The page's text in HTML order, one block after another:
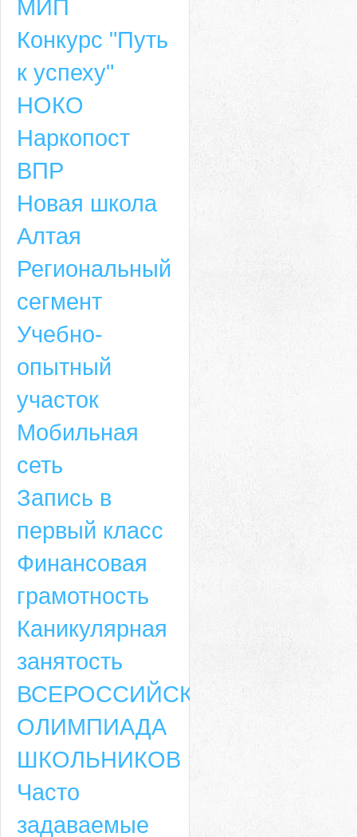
МИП
Конкурс "Путь
к успеху"
НОКО
Наркопост
ВПР
Новая школа
Алтая
Региональный
сегмент
Учебно-
опытный
участок
Мобильная
сеть
Запись в
первый класс
Финансовая
грамотность
Каникулярная
занятость
ВСЕРОССИЙСКАЯ
ОЛИМПИАДА
ШКОЛЬНИКОВ
Часто
задаваемые